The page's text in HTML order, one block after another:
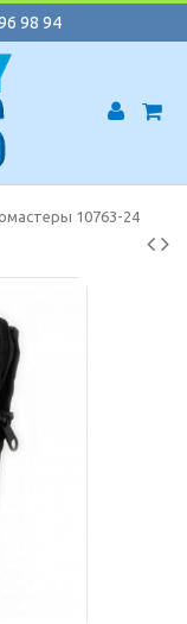
98 94
10763-24